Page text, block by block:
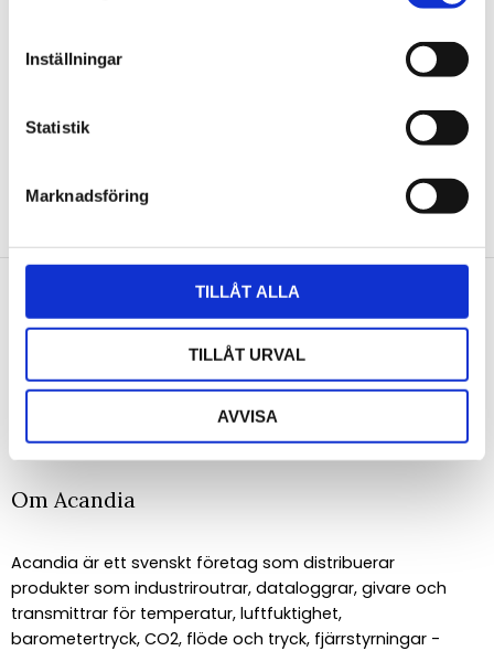
Inställningar
Statistik
Marknadsföring
TILLÅT ALLA
TILLÅT URVAL
AVVISA
NYHETSBREV
senaste nyheterna!
PRENUMERERA
Dina personuppgifter behandlas i enlighet med vår
Om Acandia
Acandia är ett svenskt företag som distribuerar
produkter som industriroutrar, dataloggrar, givare och
transmittrar för temperatur, luftfuktighet,
barometertryck, CO2, flöde och tryck, fjärrstyrningar -